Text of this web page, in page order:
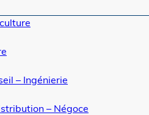
– Ingénierie
– Négoce